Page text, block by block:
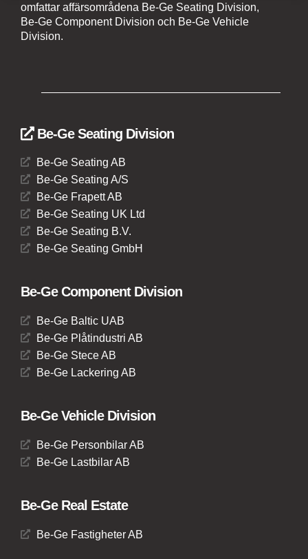
omfattar affärsområdena Be-Ge Seating Division,
Be-Ge Component Division och Be-Ge Vehicle
Division.
Be-Ge Seating Division
Be-Ge Seating AB
Be-Ge Seating A/S
Be-Ge Frapett AB
Be-Ge Seating UK Ltd
Be-Ge Seating B.V.
Be-Ge Seating GmbH
Be-Ge Component Division
Be-Ge Baltic UAB
Be-Ge Plåtindustri AB
Be-Ge Stece AB
Be-Ge Lackering AB
Be-Ge Vehicle Division
Be-Ge Personbilar AB
Be-Ge Lastbilar AB
Be-Ge Real Estate
Be-Ge Fastigheter AB